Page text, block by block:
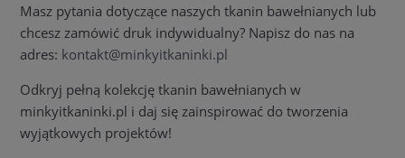
Masz pytania dotyczące naszych tkanin bawełnianych lub
chcesz zamówić druk indywidualny? Napisz do nas na
adres: kontakt@minkyitkaninki.pl
Odkryj pełną kolekcję tkanin bawełnianych w
minkyitkaninki.pl i daj się zainspirować do tworzenia
wyjątkowych projektów!